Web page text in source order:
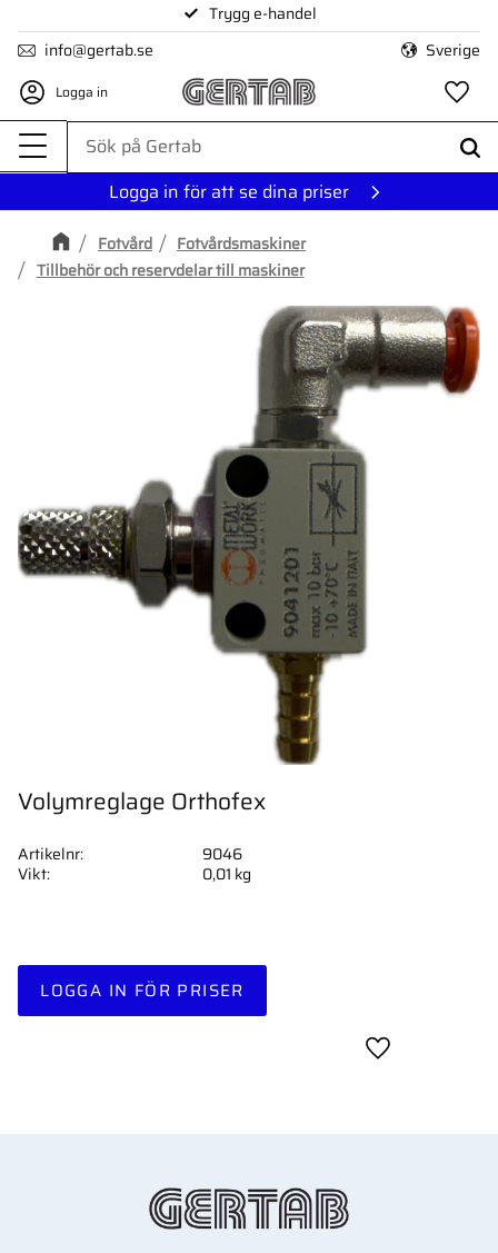
Meny
Trygg e-handel
info@gertab.se
Sverige
Logga in
Logga in för att se dina priser
Fotvård
Fotvårdsmaskiner
Tillbehör och reservdelar till maskiner
Volymreglage Orthofex
LOGGA IN FÖR PRISER
Lägg till i
Artikelnr
9046
Vikt
0,01 kg